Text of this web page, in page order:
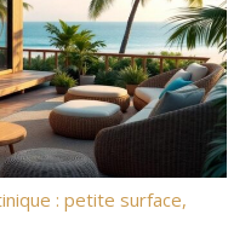
: petite surface,